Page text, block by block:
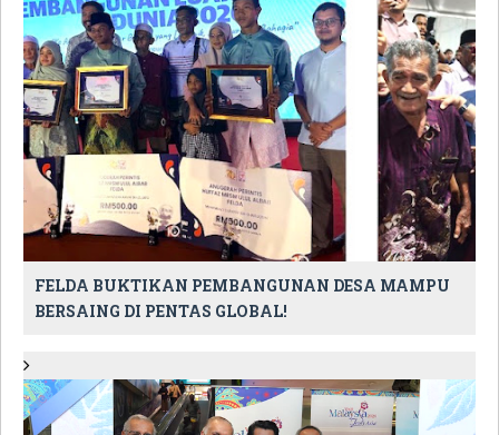
FELDA BUKTIKAN PEMBANGUNAN DESA MAMPU
BERSAING DI PENTAS GLOBAL!